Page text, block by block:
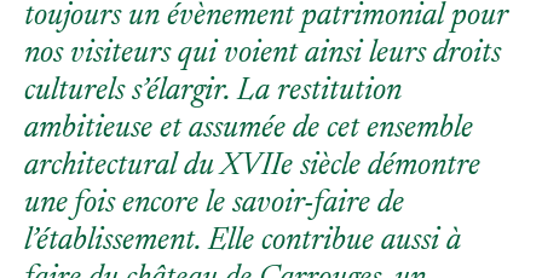
toujours un évènement patrimonial pour
nos visiteurs qui voient ainsi leurs droits
culturels s’élargir. La restitution
ambitieuse et assumée de cet ensemble
architectural du XVIIe siècle démontre
une fois encore le savoir-faire de
l’établissement. Elle contribue aussi à